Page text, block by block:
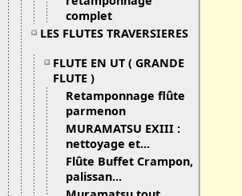
complet
LES FLUTES TRAVERSIERES
FLUTE EN UT ( GRANDE
FLUTE )
Retamponnage flûte
parmenon
MURAMATSU EXIII :
nettoyage et...
Flûte Buffet Crampon,
palissan...